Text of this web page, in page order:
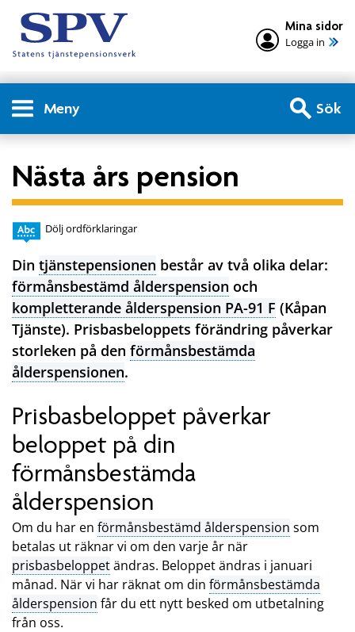
Mina sidor
Logga in
Meny Sök
Nästa års pension
Dölj ordförklaringar
Din tjänstepensionen består av två olika delar:
förmånsbestämd ålderspension och
kompletterande ålderspension PA-91 F (Kåpan
Tjänste). Prisbasbeloppets förändring påverkar
storleken på den förmånsbestämda
ålderspensionen.
Prisbasbeloppet påverkar
beloppet på din
förmånsbestämda
ålderspension
Om du har en förmånsbestämd ålderspension som
betalas ut räknar vi om den varje år när
prisbasbeloppetändras. Beloppet ändras i januari
månad. När vi har räknat om din förmånsbestämda
ålderspension får du ett nytt besked om utbetalning
från oss.